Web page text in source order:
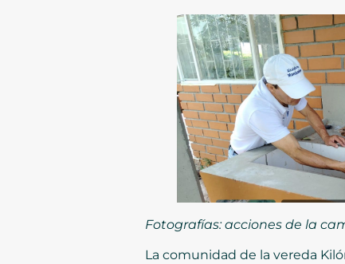
Fotografías: acciones de la
La comunidad de la vereda